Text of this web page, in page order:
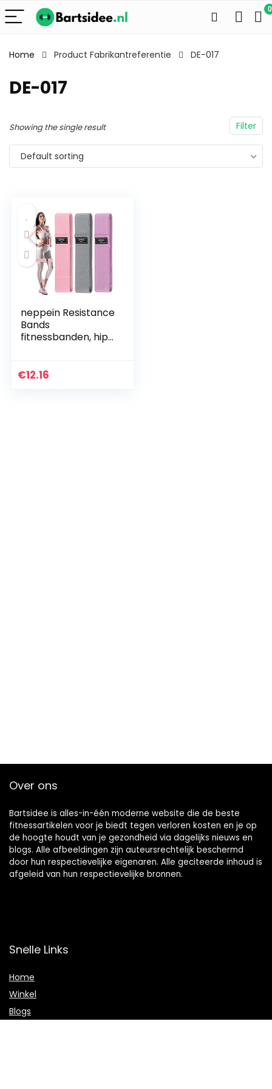
0
Home Product Fabrikantreferentie DE-017
DE-017
Filter
Showing the single result
Default sorting
neppein Resistance
Bands
fitnessbanden, hip
rekbaarheid, 3
€12.16
Over ons
Bartsidee is alles-in-één moderne website die de beste
fitnessartikelen voor je biedt tegen verloren kosten en je op
de hoogte houdt van je gezondheid via dagelijks nieuws en
blogs. Alle afbeeldingen zijn auteursrechtelijk beschermd
door hun respectievelijke eigenaren. Alle geciteerde inhoud is
afgeleid van hun respectievelijke bronnen.
Snelle Links
Home
Winkel
Blogs